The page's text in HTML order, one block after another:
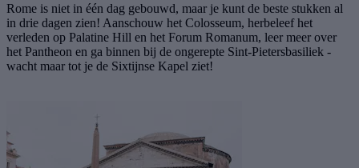
Rome is niet in één dag gebouwd, maar je kunt de beste stukken al
in drie dagen zien! Aanschouw het Colosseum, herbeleef het
verleden op Palatine Hill en het Forum Romanum, leer meer over
het Pantheon en ga binnen bij de ongerepte Sint-Pietersbasiliek -
wacht maar tot je de Sixtijnse Kapel ziet!